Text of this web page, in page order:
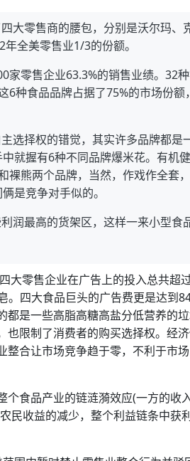
大零售商的腰包，分别是沃尔玛、
全美零售业1/3的份额。
家零售企业63.3%的销售业绩。32
6种食品品牌占据了75%的市场份额
选择权的错觉，其实许多品牌都是
就握有6种不同品牌爆米花。有机
裸熊两个品牌，当然，作戏作全套
是竞争对手似的。
润最高的货架区，这样一来小型食
大零售企业在广告上的投入总共超
四大食品巨头的广告费更是达到84
是一些高脂高糖高盐分低营养的垃
限制了消费者的购买选择权。经
整合让市场竞争趋于零，不利于市
食品产业的链涟漪效应(一方的收
民收益的减少，整个利益链条中获